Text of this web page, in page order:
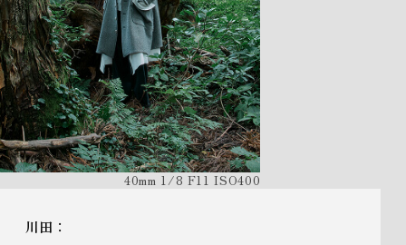
40mm 1/8 F11 ISO400
川田：